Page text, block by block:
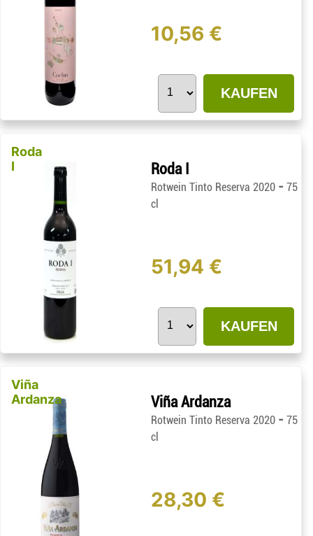
10,56 €
KAUFEN
Roda
I
Roda I
Rotwein Tinto Reserva 2020 -75
cl
51,94 €
KAUFEN
Viña
Ardanza
Viña Ardanza
Rotwein Tinto Reserva 2020 -75
cl
28,30 €